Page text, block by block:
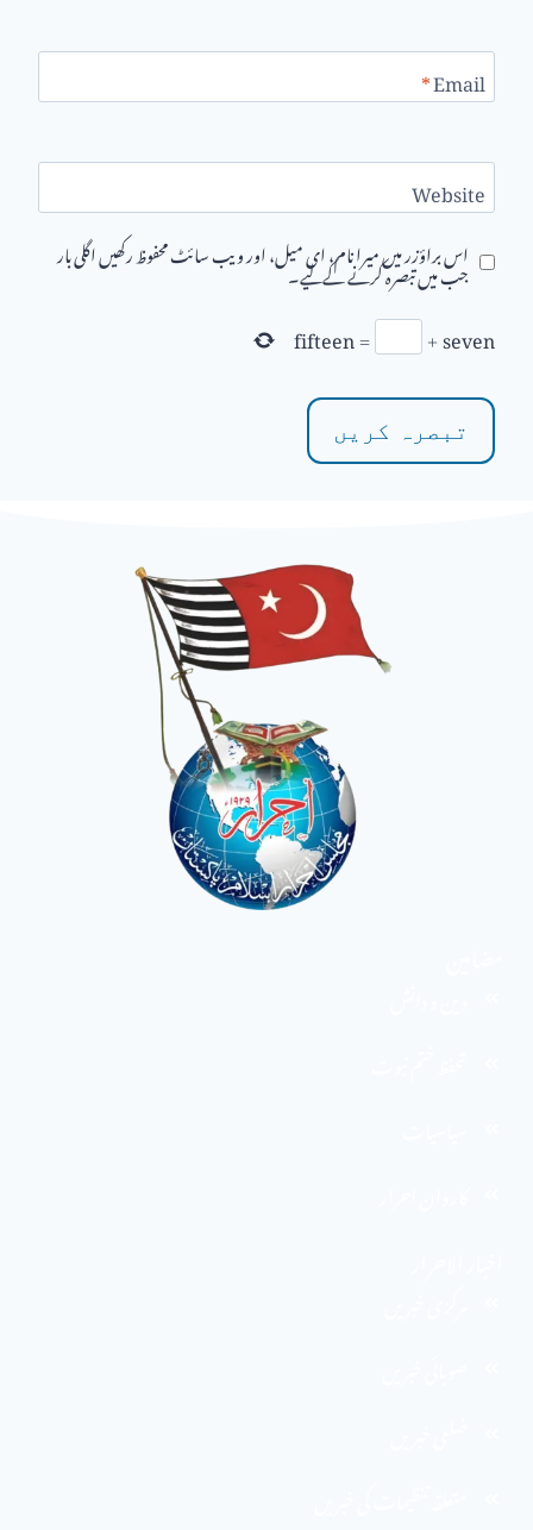
Email
*
Website
اس براؤزر میں میرا نام، ای میل، اور ویب سائٹ محفوظ رکھیں اگلی بار
جب میں تبصرہ کرنے کےلیے۔
seven
+
=
fifteen